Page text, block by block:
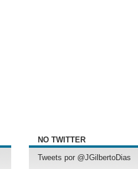
NO TWITTER
Tweets por @JGilbertoDias